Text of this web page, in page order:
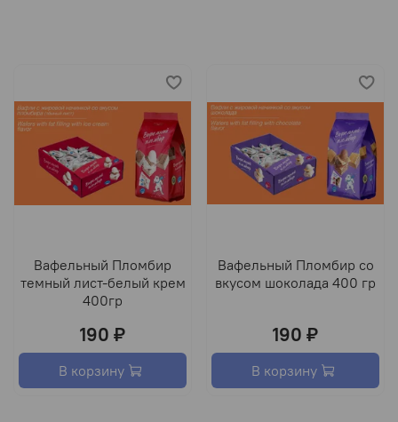
Вафельный Пломбир
темный лист-белый крем
400гр
190 ₽
В корзину
Вафельный Пломбир со
вкусом шоколада 400 гр
190 ₽
В корзину